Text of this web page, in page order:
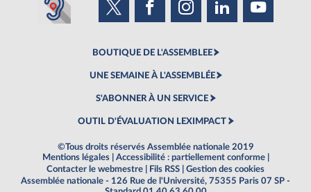
BOUTIQUE DE L'ASSEMBLEE
UNE SEMAINE À L'ASSEMBLÉE
S'ABONNER À UN SERVICE
OUTIL D'ÉVALUATION LEXIMPACT
©Tous droits réservés Assemblée nationale 2019
Mentions légales
Accessibilité : partiellement conforme
Contacter le webmestre
Fils RSS
Gestion des cookies
Assemblée nationale - 126 Rue de l'Université, 75355 Paris 07 SP -